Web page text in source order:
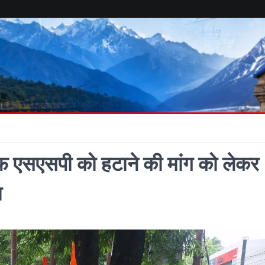
एसएसपी को हटाने की मांग को लेकर